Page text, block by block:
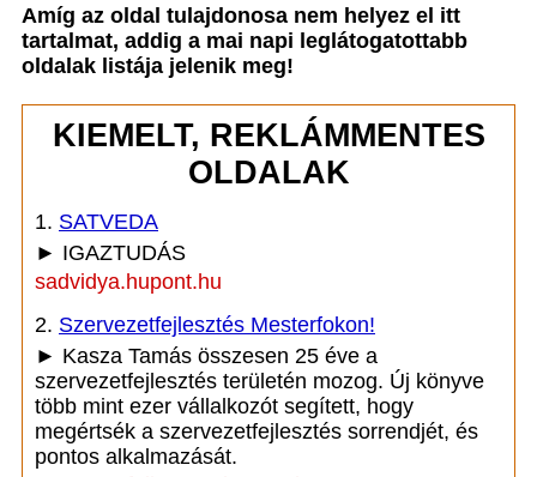
Amíg az oldal tulajdonosa nem helyez el itt
tartalmat, addig a mai napi leglátogatottabb
oldalak listája jelenik meg!
KIEMELT, REKLÁMMENTES
OLDALAK
1. SATVEDA
► IGAZTUDÁS
sadvidya.hupont.hu
2. Szervezetfejlesztés Mesterfokon!
► Kasza Tamás összesen 25 éve a
szervezetfejlesztés területén mozog. Új könyve
több mint ezer vállalkozót segített, hogy
megértsék a szervezetfejlesztés sorrendjét, és
pontos alkalmazását.